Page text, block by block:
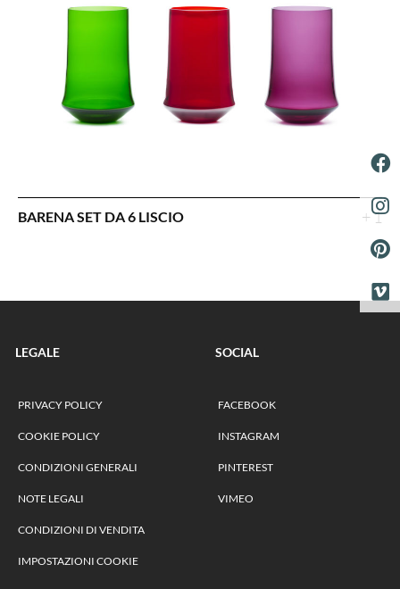
BARENA SET DA 6 LISCIO + 1
LEGALE
PRIVACY POLICY
COOKIE POLICY
CONDIZIONI GENERALI
NOTE LEGALI
CONDIZIONI DI VENDITA
IMPOSTAZIONI COOKIE
SOCIAL
FACEBOOK
INSTAGRAM
PINTEREST
VIMEO